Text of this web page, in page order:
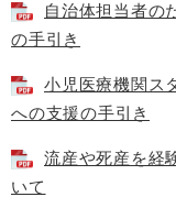
自治体担当者の
の手引き
小児医療機関ス
への支援の手引き
流産や死産を経
いて